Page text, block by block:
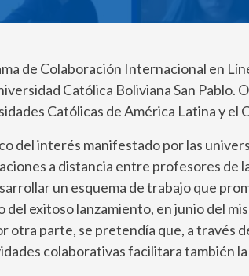
de Colaboración Internacional en
Católica Boliviana San Pablo.
Católicas de América Latina y el
del interés manifestado por las
a distancia entre profesores de
un esquema de trabajo que
exitoso lanzamiento, en junio del
parte, se pretendía que, a través
colaborativas facilitara también